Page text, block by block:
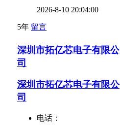
2026-8-10 20:04:00
5年 留言
深圳市拓亿芯电子有限公
司
深圳市拓亿芯电子有限公
司
电话：